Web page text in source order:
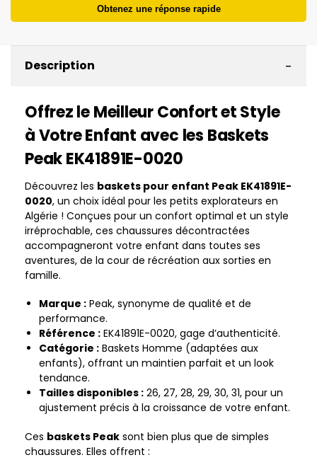
Obtenez une réponse rapide
Description -
Offrez le Meilleur Confort et Style
à Votre Enfant avec les Baskets
Peak EK41891E-0020
Découvrez les baskets pour enfant Peak EK41891E-
0020, un choix idéal pour les petits explorateurs en
Algérie ! Conçues pour un confort optimal et un style
irréprochable, ces chaussures décontractées
accompagneront votre enfant dans toutes ses
aventures, de la cour de récréation aux sorties en
famille.
Marque : Peak, synonyme de qualité et de
performance.
Référence : EK41891E-0020, gage d’authenticité.
Catégorie : Baskets Homme (adaptées aux
enfants), offrant un maintien parfait et un look
tendance.
Tailles disponibles : 26, 27, 28, 29, 30, 31, pour un
ajustement précis à la croissance de votre enfant.
Ces baskets Peak sont bien plus que de simples
chaussures. Elles offrent :